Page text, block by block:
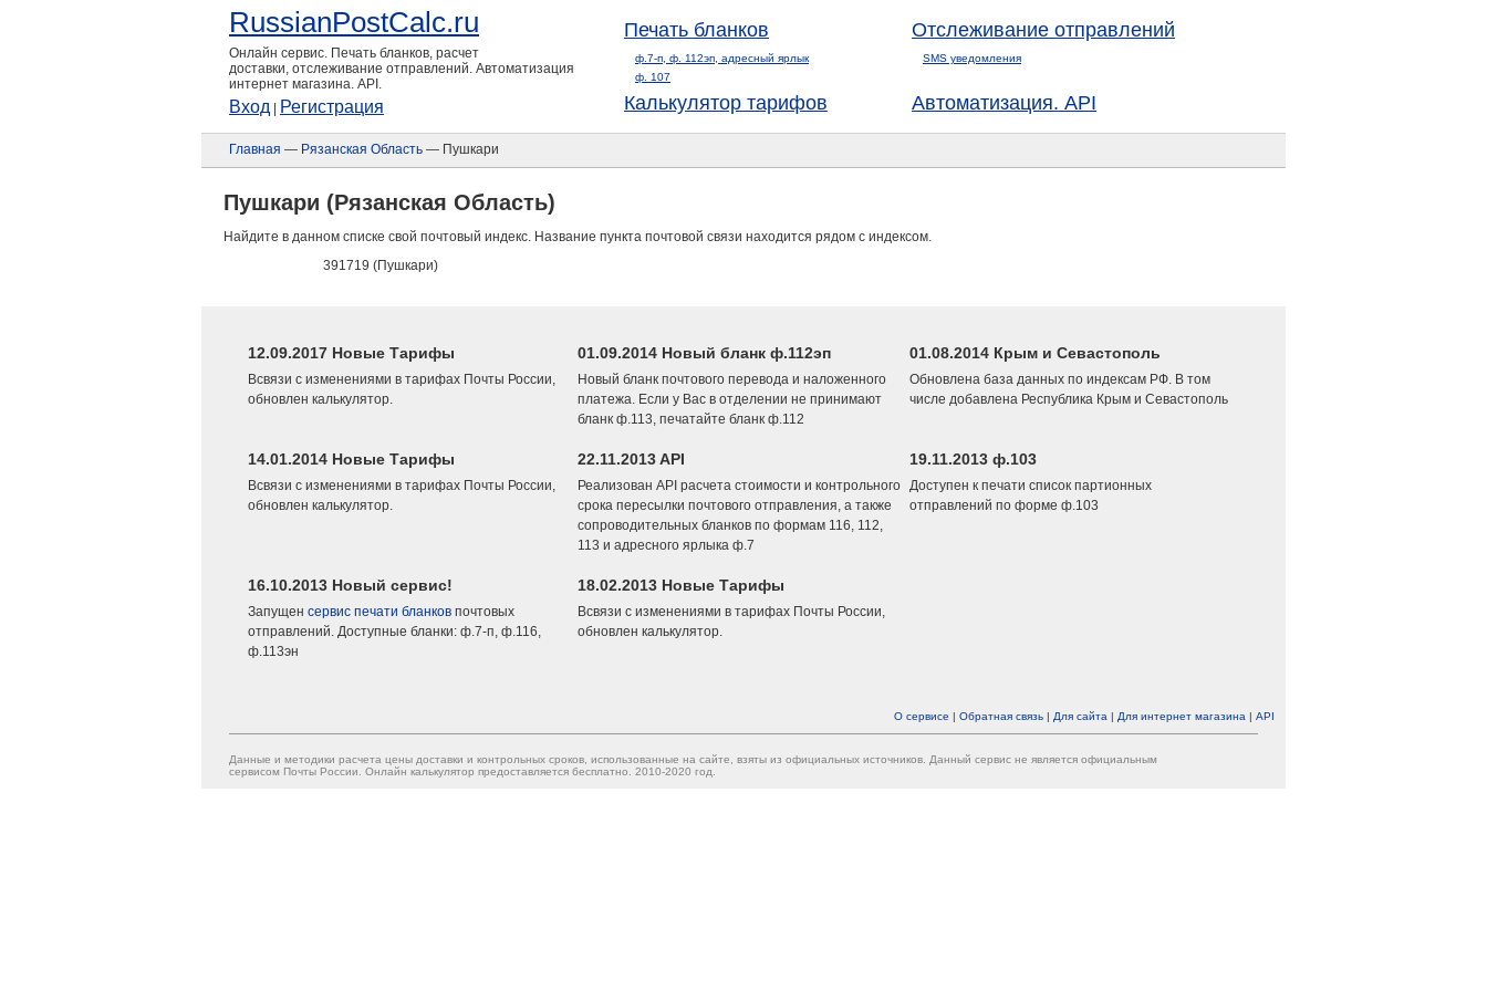
RussianPostCalc.ru
Онлайн сервис. Печать бланков, расчет
доставки, отслеживание отправлений. Автоматизация
интернет магазина. API.
Вход Регистрация
Печать бланков
ф.7-п, ф. 112эп, адресный ярлык
ф. 107
Отслеживание отправлений
SMS уведомления
Калькулятор тарифов Автоматизация. API
Главная — Рязанская Область — Пушкари
Пушкари (Рязанская Область)
Найдите в данном списке свой почтовый индекс. Название пункта почтовой связи находится рядом с индексом.
391719 (Пушкари)
12.09.2017 Новые Тарифы
Всвязи с изменениями в тарифах Почты России,
обновлен калькулятор.
01.09.2014 Новый бланк ф.112эп
Новый бланк почтового перевода и наложенного
платежа. Если у Вас в отделении не принимают
бланк ф.113, печатайте бланк ф.112
01.08.2014 Крым и Севастополь
Обновлена база данных по индексам РФ. В том
числе добавлена Республика Крым и Севастополь
14.01.2014 Новые Тарифы
Всвязи с изменениями в тарифах Почты России,
обновлен калькулятор.
22.11.2013 API
Реализован API расчета стоимости и контрольного
срока пересылки почтового отправления, а также
сопроводительных бланков по формам 116, 112,
113 и адресного ярлыка ф.7
19.11.2013 ф.103
Доступен к печати список партионных
отправлений по форме ф.103
16.10.2013 Новый сервис!
Запущен сервис печати бланков почтовых
отправлений. Доступные бланки: ф.7-п, ф.116,
ф.113эн
18.02.2013 Новые Тарифы
Всвязи с изменениями в тарифах Почты России,
обновлен калькулятор.
О сервисе | Обратная связь | Для сайта | Для интернет магазина | API
Данные и методики расчета цены доставки и контрольных сроков, использованные на сайте, взяты из официальных источников. Данный сервис не является официальным
сервисом Почты России. Онлайн калькулятор предоставляется бесплатно. 2010-2020 год.